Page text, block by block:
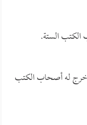
الستة.
له أصحاب الكتب